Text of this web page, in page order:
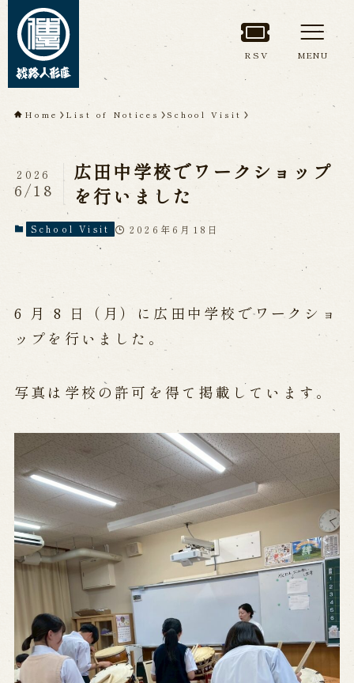
TOP
About Awaji
Ningyoza(Awaji Puppet
Theater)
About ’Awaji Ningyoza'
Living National Treasure, the late
Master Tsuruzawa Tomoji
Origin of the Awaji Ningyoza
People trained at the Awaji
Ningyoza
Performances info
Performance Calendar
Current Performances
Upcoming Performances
Touring show
Touring show
School Visit
海外旅行客向け特別公演「くにうみ」
History
RSV MENU
Home List of Notices School Visit
広田中学校でワークショップ
を行いました
2026
6/18
School Visit 2026年6月18日
6 月 8 日（月）に広田中学校でワークショ
ップを行いました。
写真は学校の許可を得て掲載しています。